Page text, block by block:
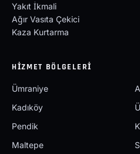
Yakıt İkmali
Ağır Vasıta Çekici
Kaza Kurtarma
HIZMET BÖLGELERI
Ümraniye
Kadıköy
Pendik
Maltepe